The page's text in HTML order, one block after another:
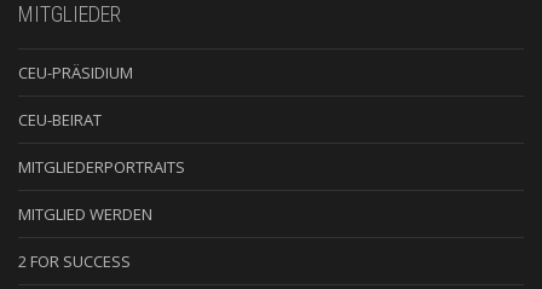
MITGLIEDER
CEU-PRÄSIDIUM
CEU-BEIRAT
MITGLIEDERPORTRAITS
MITGLIED WERDEN
2 FOR SUCCESS